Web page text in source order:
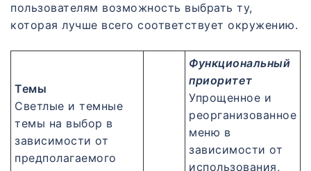
пользователям возможность выбрать ту,
которая лучше всего соответствует окружению.
Темы
Светлые и темные
темы на выбор в
зависимости от
предполагаемого
Функциональный
приоритет
Упрощенное и
реорганизованное
меню в
зависимости от
использования,